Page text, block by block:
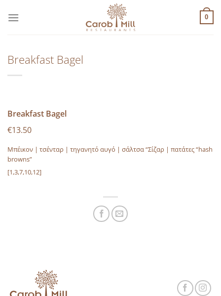
στο
0
Breakfast Bagel
Breakfast Bagel
€13.50
Μπέικον | τσένταρ | τηγανητό αυγό | σάλτσα “Σίζαρ | πατάτες “hash
browns”
[1,3,7,10,12]